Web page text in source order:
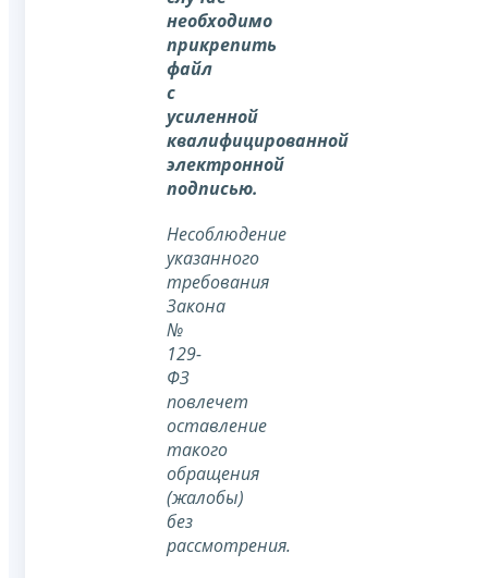
необходимо
прикрепить
файл
с
усиленной
квалифицированной
электронной
подписью.
Несоблюдение
указанного
требования
Закона
№
129-
ФЗ
повлечет
оставление
такого
обращения
(жалобы)
без
рассмотрения.